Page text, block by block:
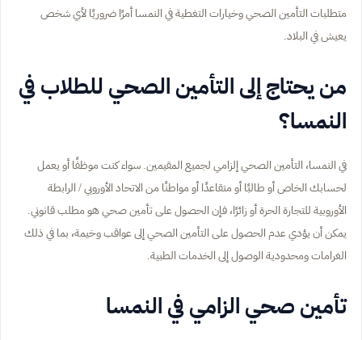
متطلبات التأمين الصحي وخيارات التغطية في النمسا أمرًا ضروريًا لأي شخص
يعيش في البلاد.
من يحتاج إلى التأمين الصحي للطلاب في
النمسا؟
في النمسا، التأمين الصحي إلزامي لجميع المقيمين. سواء كنت موظفًا أو يعمل
لحسابك الخاص أو طالبًا أو متقاعدًا أو مواطنًا من الاتحاد الأوروبي / الرابطة
الأوروبية للتجارة الحرة أو زائرًا، فإن الحصول على تأمين صحي هو مطلب قانوني.
يمكن أن يؤدي عدم الحصول على التأمين الصحي إلى عواقب وخيمة، بما في ذلك
الغرامات ومحدودية الوصول إلى الخدمات الطبية.
تأمين صحي الزامي في النمسا